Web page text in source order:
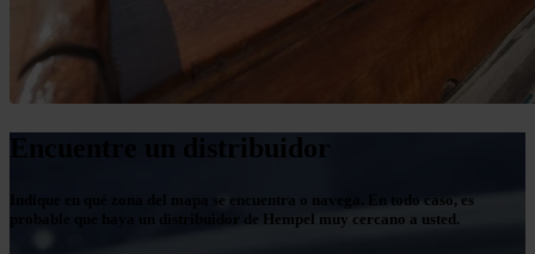
Encuentre un distribuidor
Indique en qué zona del mapa se encuentra o navega. En todo caso, es
probable que haya un distribuidor de Hempel muy cercano a usted.